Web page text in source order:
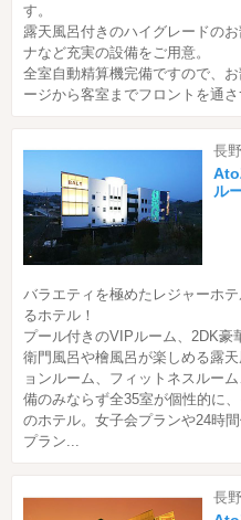
す。
露天風呂付きのハイグレードの
ナなど充実の設備をご用意。
全室自動精算機完備ですので、
ージから客室までフロントを通さ
長
ル
バラエティを極めたレジャーホ
るホテル！
プール付きのVIPルーム、2DK豪
衛門風呂や檜風呂が楽しめる露
ョンルーム、フィットネスルー
備のみならず全35室が個性的に
のホテル。女子会プランや24時
プラン...
長